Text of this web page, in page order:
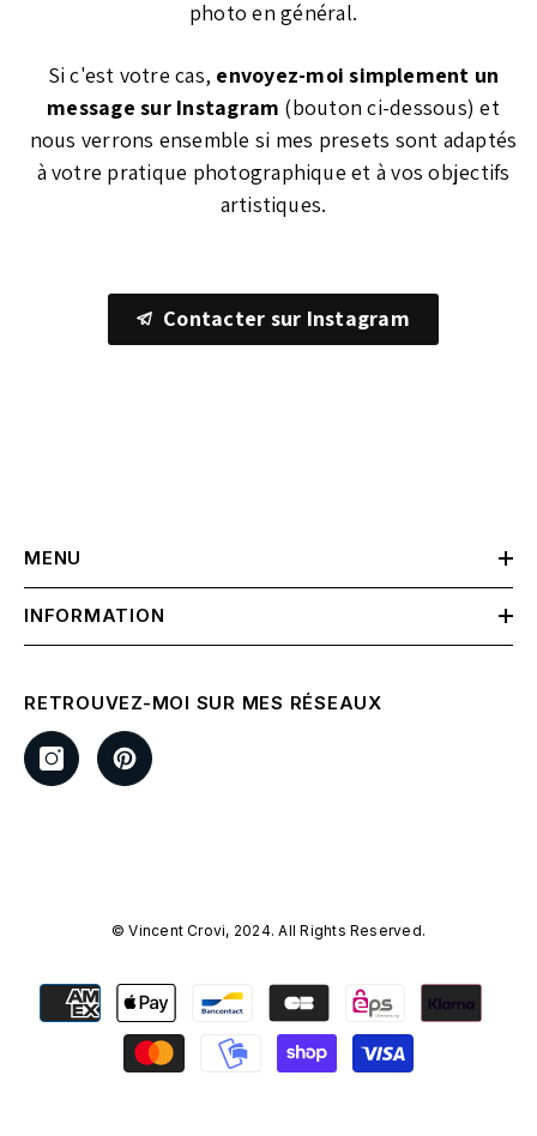
photo en général.
Si c'est votre cas, envoyez-moi simplement un
message sur Instagram (bouton ci-dessous) et
nous verrons ensemble si mes presets sont adaptés
à votre pratique photographique et à vos objectifs
artistiques.
Contacter sur Instagram
MENU
INFORMATION
RETROUVEZ-MOI SUR MES RÉSEAUX
© Vincent Crovi, 2024. All Rights Reserved.
Payment
methods